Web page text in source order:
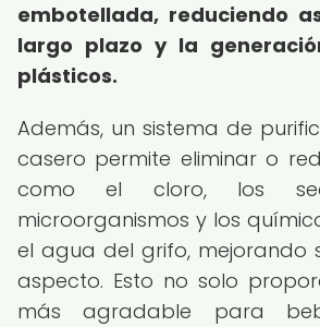
embotellada, reduciendo
largo plazo y la
plásticos.
Además, un sistema de
casero permite eliminar o
como el cloro, los
microorganismos y los
el agua del grifo, mejorando
aspecto. Esto no solo
más agradable para